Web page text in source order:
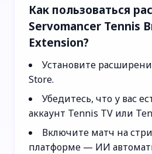
Как пользоваться
Servomancer Tennis
Extension?
Установите
Store.
Убедитесь, что у вас
аккаунт Tennis TV или
Включите матч на
платформе — ИИ